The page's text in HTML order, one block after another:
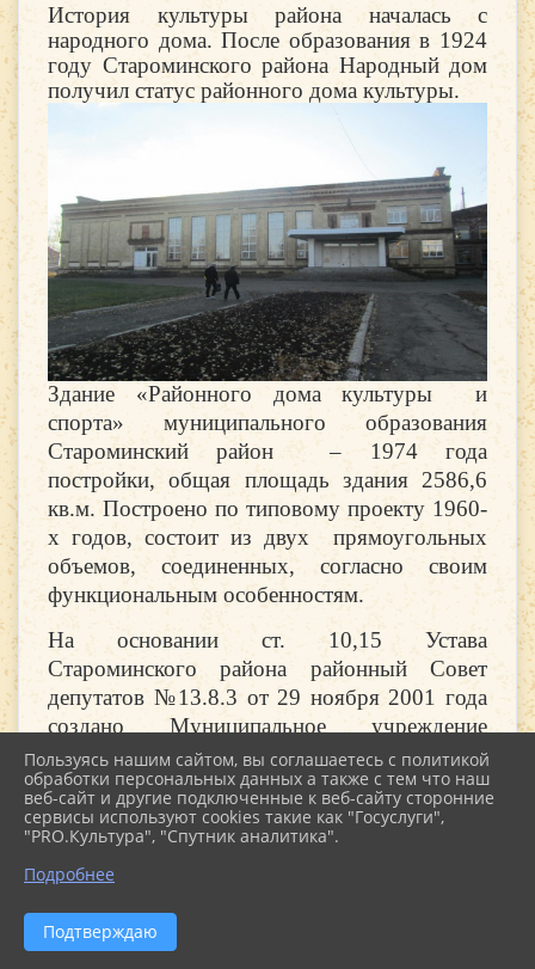
История культуры района началась с
народного дома.После образования в 1924
году Староминского района Народный дом
получил статус районного дома культуры.
Здание «Районного дома культуры и
спорта» муниципального образования
Староминский район – 1974 года
постройки, общая площадь здания 2586,6
кв.м. Построено по типовому проекту 1960-
х годов, состоит из двух прямоугольных
объемов, соединенных, согласно своим
функциональным особенностям.
На основании ст. 10,15 Устава
Староминского района районный Совет
депутатов №13.8.3 от 29 ноября 2001 года
создано Муниципальное учреждение
культуры «Районный Дом культуры»,
учредитель Администрация Староминского
района. Находился в ведомственном
подчинении отдела культуры и искусства
администрации Староминского района. В
ликвидирован на основании (Постановление
главы муниципального образования
Пользуясь нашим сайтом, вы соглашаетесь с политикой
обработки персональных данных а также с тем что наш
веб-сайт и другие подключенные к веб-сайту сторонние
сервисы используют cookies такие как "Госуслуги",
"PRO.Культура", "Спутник аналитика".
Подробнее
Подтверждаю